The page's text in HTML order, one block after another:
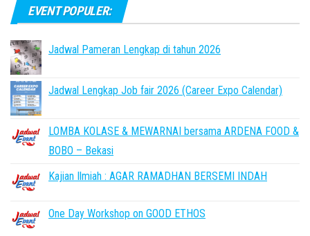
EVENT POPULER:
Jadwal Pameran Lengkap di tahun 2026
Jadwal Lengkap Job fair 2026 (Career Expo Calendar)
LOMBA KOLASE & MEWARNAI bersama ARDENA FOOD &
BOBO – Bekasi
Kajian Ilmiah : AGAR RAMADHAN BERSEMI INDAH
One Day Workshop on GOOD ETHOS